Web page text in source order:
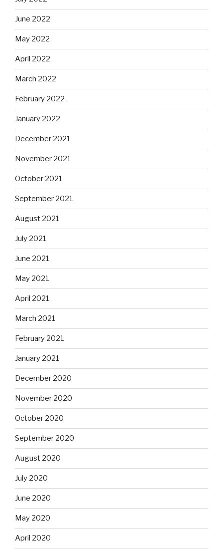
June 2022
May 2022
April 2022
March 2022
February 2022
January 2022
December 2021
November 2021
October 2021
September 2021
August 2021
July 2021
June 2021
May 2021
April 2021
March 2021
February 2021
January 2021
December 2020
November 2020
October 2020
September 2020
August 2020
July 2020
June 2020
May 2020
April 2020